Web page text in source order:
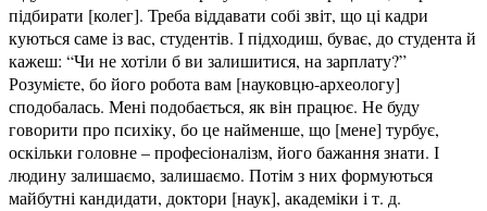
підбирати [колег]. Треба віддавати собі звіт, що ці кадри
куються саме із вас, студентів. І підходиш, буває, до студента й
кажеш: “Чи не хотіли б ви залишитися, на зарплату?”
Розумієте, бо його робота вам [науковцю-археологу]
сподобалась. Мені подобається, як він працює. Не буду
говорити про психіку, бо це найменше, що [мене] турбує,
оскільки головне – професіоналізм, його бажання знати. І
людину залишаємо, залишаємо. Потім з них формуються
майбутні кандидати, доктори [наук], академіки і т. д.